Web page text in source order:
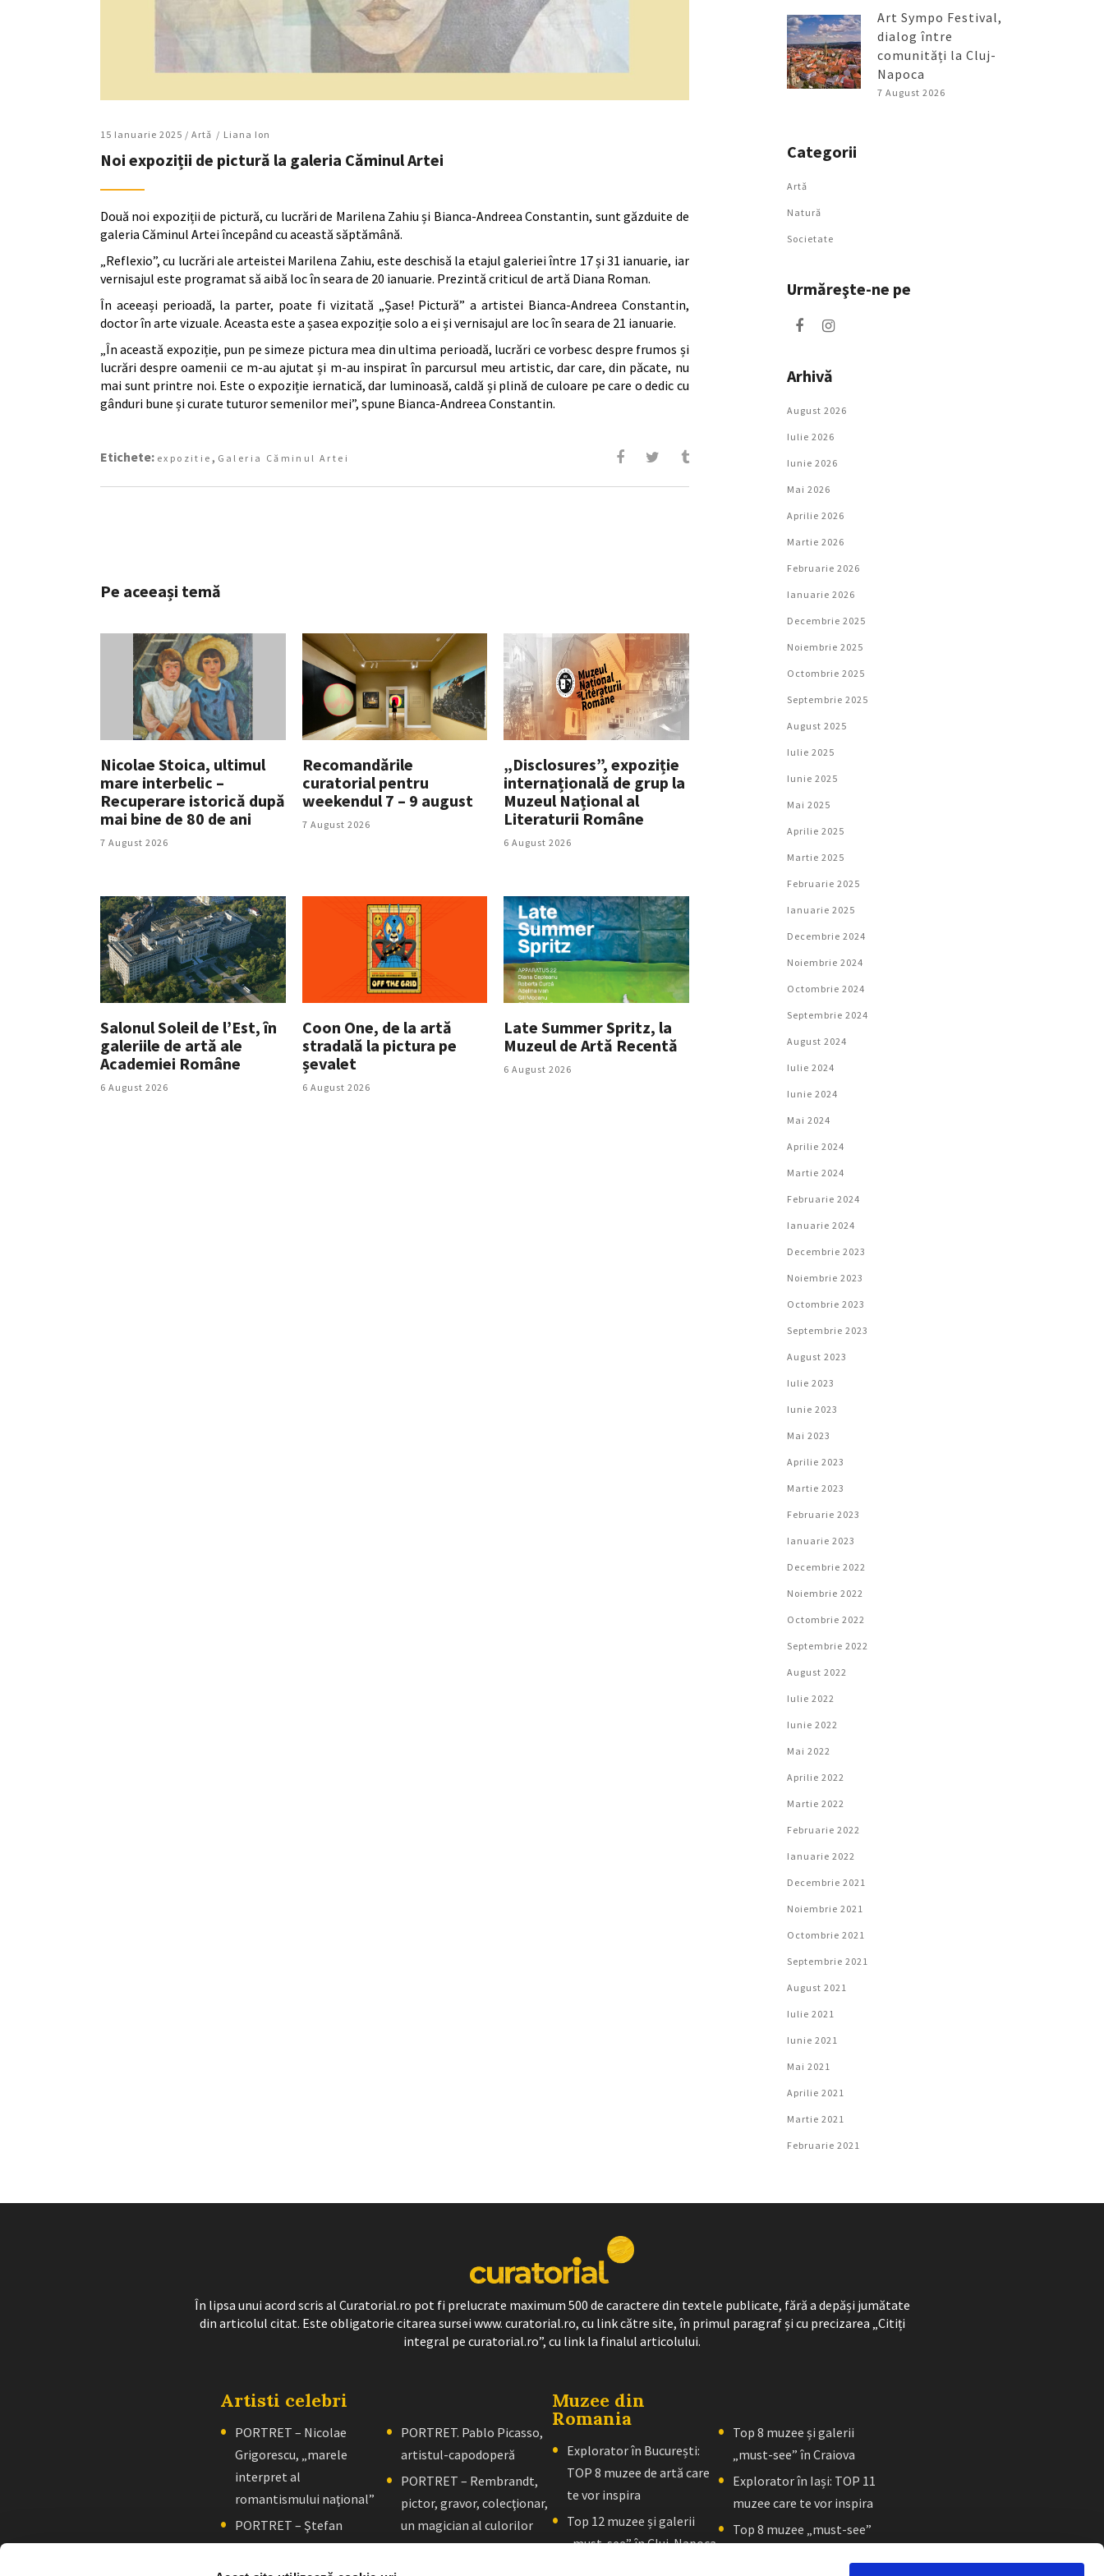
15 Ianuarie 2025 / Artǎ Liana Ion
Noi expoziții de pictură la galeria Căminul Artei
Două noi expoziții de pictură, cu lucrări de Marilena Zahiu și Bianca-Andreea Constantin, sunt găzduite de
galeria Căminul Artei începând cu această săptămână.
„Reflexio”, cu lucrări ale arteistei Marilena Zahiu, este deschisă la etajul galeriei între 17 și 31 ianuarie, iar
vernisajul este programat să aibă loc în seara de 20 ianuarie. Prezintă criticul de artă Diana Roman.
În aceeași perioadă, la parter, poate fi vizitată „Șase! Pictură” a artistei Bianca-Andreea Constantin,
doctor în arte vizuale. Aceasta este a șasea expoziție solo a ei și vernisajul are loc în seara de 21 ianuarie.
„În această expoziție, pun pe simeze pictura mea din ultima perioadă, lucrări ce vorbesc despre frumos și
lucrări despre oamenii ce m-au ajutat și m-au inspirat în parcursul meu artistic, dar care, din păcate, nu
mai sunt printre noi. Este o expoziție iernatică, dar luminoasă, caldă și plină de culoare pe care o dedic cu
gânduri bune și curate tuturor semenilor mei”, spune Bianca-Andreea Constantin.
Etichete: expozitie , Galeria Căminul Artei
Pe aceeași temă
Nicolae Stoica, ultimul
mare interbelic –
Recuperare istorică după
mai bine de 80 de ani
7 August 2026
Recomandările
curatorial pentru
weekendul 7 – 9 august
7 August 2026
„Disclosures”, expoziție
internațională de grup la
Muzeul Național al
Literaturii Române
6 August 2026
Salonul Soleil de l’Est, în
galeriile de artă ale
Academiei Române
6 August 2026
Coon One, de la artă
stradală la pictura pe
șevalet
6 August 2026
Late Summer Spritz, la
Muzeul de Artă Recentă
6 August 2026
Art Sympo Festival,
dialog între
comunități la Cluj-
Napoca
7 August 2026
Categorii
Artǎ
Natură
Societate
Urmăreşte-ne pe
Arhivă
August 2026
Iulie 2026
Iunie 2026
Mai 2026
Aprilie 2026
Martie 2026
Februarie 2026
Ianuarie 2026
Decembrie 2025
Noiembrie 2025
Octombrie 2025
Septembrie 2025
August 2025
Iulie 2025
Iunie 2025
Mai 2025
Aprilie 2025
Martie 2025
Februarie 2025
Ianuarie 2025
Decembrie 2024
Noiembrie 2024
Octombrie 2024
Septembrie 2024
August 2024
Iulie 2024
Iunie 2024
Mai 2024
Aprilie 2024
Martie 2024
Februarie 2024
Ianuarie 2024
Decembrie 2023
Noiembrie 2023
Octombrie 2023
Septembrie 2023
August 2023
Iulie 2023
Iunie 2023
Mai 2023
Aprilie 2023
Martie 2023
Februarie 2023
Ianuarie 2023
Decembrie 2022
Noiembrie 2022
Octombrie 2022
Septembrie 2022
August 2022
Iulie 2022
Iunie 2022
Mai 2022
Aprilie 2022
Martie 2022
Februarie 2022
Ianuarie 2022
Decembrie 2021
Noiembrie 2021
Octombrie 2021
Septembrie 2021
August 2021
Iulie 2021
Iunie 2021
Mai 2021
Aprilie 2021
Martie 2021
Februarie 2021
În lipsa unui acord scris al Curatorial.ro pot fi prelucrate maximum 500 de caractere din textele publicate, fără a depăși jumătate
din articolul citat. Este obligatorie citarea sursei www. curatorial.ro, cu link către site, în primul paragraf și cu precizarea „Citiți
integral pe curatorial.ro”, cu link la finalul articolului.
Artisti celebri
PORTRET – Nicolae
Grigorescu, „marele
interpret al
romantismului naţional”
PORTRET – Ştefan
Luchian, „un zugrav”
creator de școală
PORTRET. Pablo Picasso,
artistul-capodoperă
PORTRET – Rembrandt,
pictor, gravor, colecţionar,
un magician al culorilor
Muzee din
Romania
Explorator în București:
TOP 8 muzee de artă care
te vor inspira
Top 12 muzee și galerii
„must-see” în Cluj-Napoca
Top 8 muzee și galerii
„must-see” în Craiova
Explorator în Iași: TOP 11
muzee care te vor inspira
Top 8 muzee „must-see”